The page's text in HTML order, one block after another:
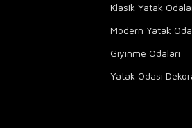
Klasik Yatak
Modern Yatak
Giyinme Odaları
Yatak Odası